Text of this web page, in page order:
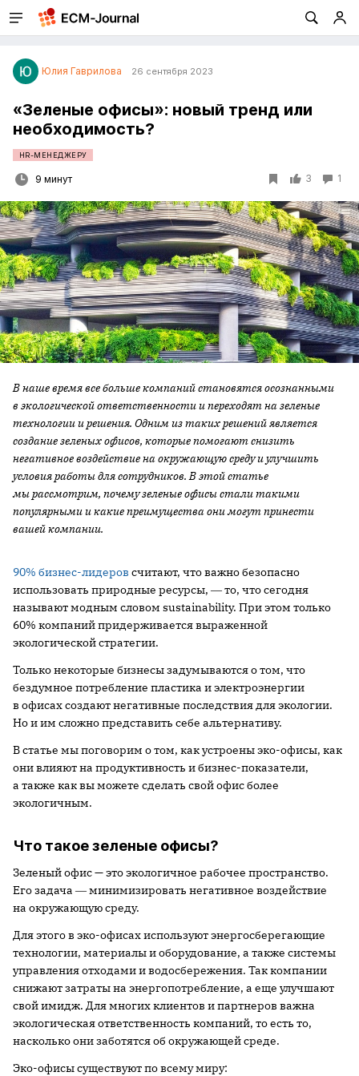
Юлия Гаврилова 26 сентября 2023
«Зеленые офисы»: новый тренд или
необходимость?
HR-МЕНЕДЖЕРУ
9 минут 3 1
В наше время все больше компаний становятся осознанными
в экологической ответственности и переходят на зеленые
технологии и решения. Одним из таких решений является
создание зеленых офисов, которые помогают снизить
негативное воздействие на окружающую среду и улучшить
условия работы для сотрудников. В этой статье
мы рассмотрим, почему зеленые офисы стали такими
популярными и какие преимущества они могут принести
вашей компании.
90% бизнес-лидеров считают, что важно безопасно
использовать природные ресурсы, ― то, что сегодня
называют модным словом sustainability. При этом только
60% компаний придерживается выраженной
экологической стратегии.
Только некоторые бизнесы задумываются о том, что
бездумное потребление пластика и электроэнергии
в офисах создают негативные последствия для экологии.
Но и им сложно представить себе альтернативу.
В статье мы поговорим о том, как устроены эко-офисы, как
они влияют на продуктивность и бизнес-показатели,
а также как вы можете сделать свой офис более
экологичным.
Что такое зеленые офисы?
Зеленый офис — это экологичное рабочее пространство.
Его задача ― минимизировать негативное воздействие
на окружающую среду.
Для этого в эко-офисах используют энергосберегающие
технологии, материалы и оборудование, а также системы
управления отходами и водосбережения. Так компании
снижают затраты на энергопотребление, а еще улучшают
свой имидж. Для многих клиентов и партнеров важна
экологическая ответственность компаний, то есть то,
насколько они заботятся об окружающей среде.
Эко-офисы существуют по всему миру: